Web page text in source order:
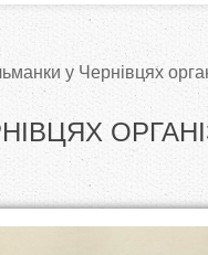
у Чернівцях